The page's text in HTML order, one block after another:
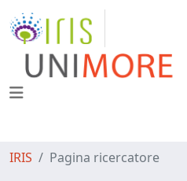
IRIS Pagina ricercatore